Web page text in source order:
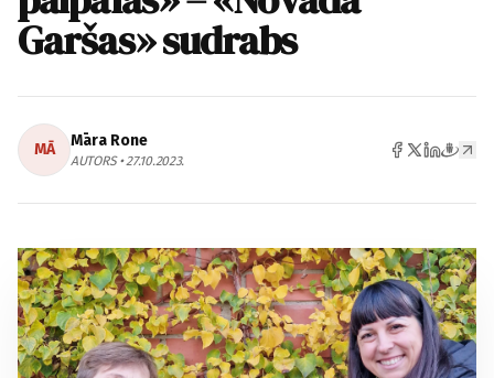
Garšas» sudrabs
MĀ Māra Rone
AUTORS • 27.10.2023.